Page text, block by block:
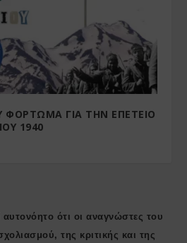
ΦΟΡΤΩΜΑ ΓΙΑ ΤΗΝ ΕΠΕΤΕΙΟ
1940
ότι οι αναγνώστες του
της κριτικής και της